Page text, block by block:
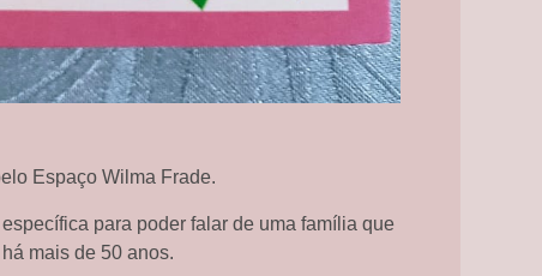
Espaço Wilma Frade.
para poder falar de uma família que
mais de 50 anos.